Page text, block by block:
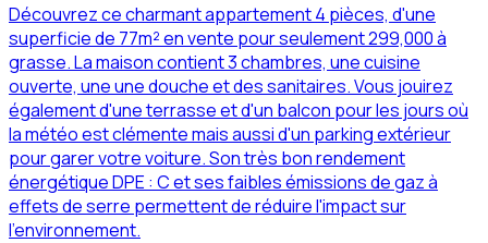
Découvrez ce charmant appartement 4 pièces, d'une
superficie de 77m² en vente pour seulement 299,000 à
grasse. La maison contient 3 chambres, une cuisine
ouverte, une une douche et des sanitaires. Vous jouirez
également d'une terrasse et d'un balcon pour les jours où
la météo est clémente mais aussi d'un parking extérieur
pour garer votre voiture. Son très bon rendement
énergétique DPE : C et ses faibles émissions de gaz à
effets de serre permettent de réduire l'impact sur
l'environnement.